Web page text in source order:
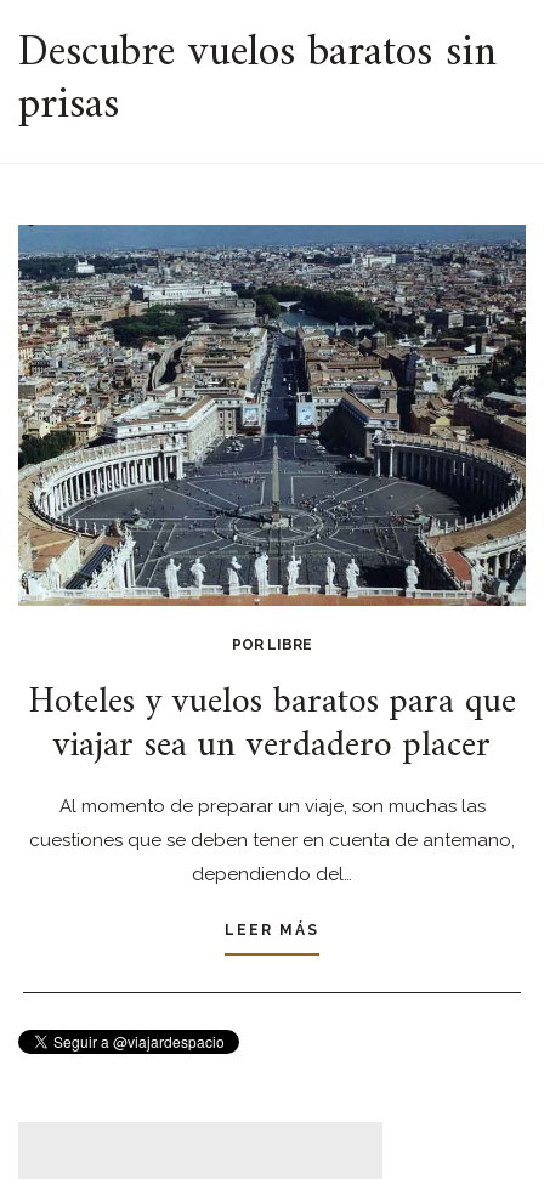
ESPACIO
Descubre vuelos baratos sin
prisas
POR LIBRE
Hoteles y vuelos baratos para que
viajar sea un verdadero placer
Al momento de preparar un viaje, son muchas las
cuestiones que se deben tener en cuenta de antemano,
dependiendo del…
LEER MÁS